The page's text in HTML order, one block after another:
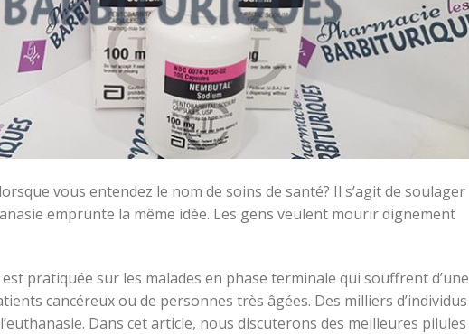
vous entendez le nom de soins de santé? Il s’agit de soulager
emprunte la même idée. Les gens veulent mourir dignement
pratiquée sur les malades en phase terminale qui souffrent d’une
cancéreux ou de personnes très âgées. Des milliers d’individus
Dans cet article, nous discuterons des meilleures pilules